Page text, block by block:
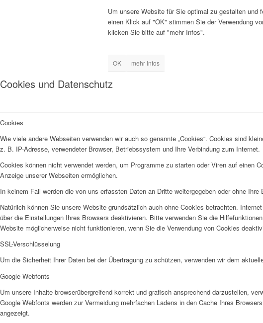
Um unsere Website für Sie optimal zu gestalten und
einen Klick auf "OK" stimmen Sie der Verwendung
klicken Sie bitte auf "mehr Infos".
OK mehr Infos
Cookies und Datenschutz
Cookies
Wie viele andere Webseiten verwenden wir auch so genannte „Cookies“. Cookies sind
z. B. IP-Adresse, verwendeter Browser, Betriebssystem und Ihre Verbindung zum Internet.
Cookies können nicht verwendet werden, um Programme zu starten oder Viren auf einen
Anzeige unserer Webseiten ermöglichen.
In keinem Fall werden die von uns erfassten Daten an Dritte weitergegeben oder ohne
Natürlich können Sie unsere Website grundsätzlich auch ohne Cookies betrachten.
über die Einstellungen Ihres Browsers deaktivieren. Bitte verwenden Sie die
Website möglicherweise nicht funktionieren, wenn Sie die Verwendung von Cookies
SSL-Verschlüsselung
Um die Sicherheit Ihrer Daten bei der Übertragung zu schützen, verwenden wir dem
Google Webfonts
Um unsere Inhalte browserübergreifend korrekt und grafisch ansprechend darzustellen,
Google Webfonts werden zur Vermeidung mehrfachen Ladens in den Cache Ihres
angezeigt.